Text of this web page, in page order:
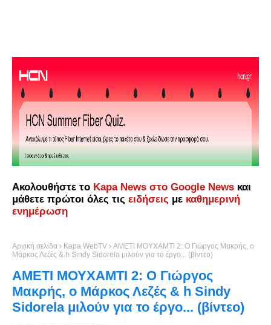
Ακολουθήστε το Kapa News στο Google News και
μάθετε πρώτοι όλες τις ειδήσεις με καθημερινή
ενημέρωση
Αρχική σελίδα Kapa WebTV
ΑΜΕΤΙ ΜΟΥΧΑΜΤΙ 2: O Γιώργος Μακρής, o
Μάρκος Λεζές & h Sindy Sidorela μιλούν για το έργο... (βίντεο)
ΑΜΕΤΙ ΜΟΥΧΑΜΤΙ 2: O Γιώργος
Μακρής, o Μάρκος Λεζές & h Sindy
Sidorela μιλούν για το έργο... (βίντεο)